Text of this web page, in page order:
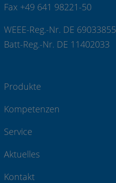
Fax +49 641 98221-50
WEEE-Reg.-Nr. DE 69033855
Batt-Reg.-Nr. DE 11402033
Produkte
Kompetenzen
Service
Aktuelles
Kontakt